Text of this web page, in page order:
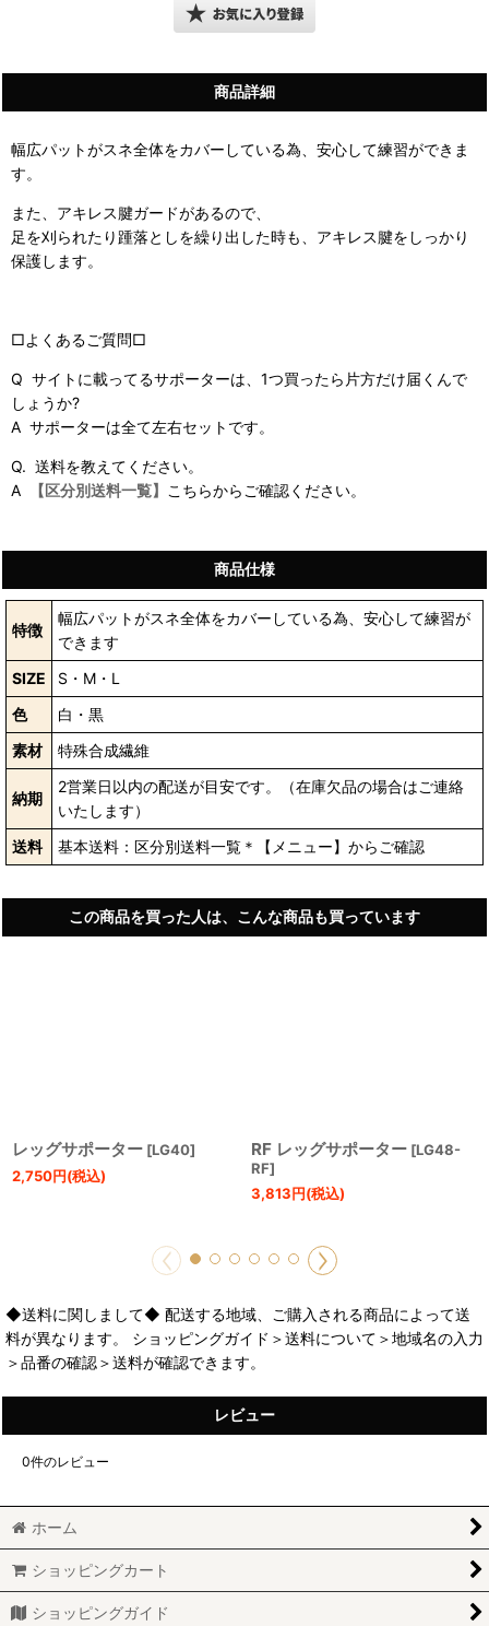
商品詳細
幅広パットがスネ全体をカバーしている為、安心して練習ができま
す。
また、アキレス腱ガードがあるので、
足を刈られたり踵落としを繰り出した時も、アキレス腱をしっかり
保護します。
□よくあるご質問□
Q サイトに載ってるサポーターは、1つ買ったら片方だけ届くんで
しょうか?
A サポーターは全て左右セットです。
Q. 送料を教えてください。
A
【区分別送料一覧】 こちらからご確認ください。
商品仕様
特徴
幅広パットがスネ全体をカバーしている為、安心して練習が
できます
SIZE
S・M・L
色
白・黒
素材
特殊合成繊維
納期
2営業日以内の配送が目安です。（在庫欠品の場合はご連絡
いたします）
送料
基本送料：区分別送料一覧＊【メニュー】からご確認
この商品を買った人は、こんな商品も買っています
レッグサポーター [LG40]
2,750円(税込)
RF レッグサポーター [LG48-
RF]
3,813円(税込)
◆送料に関しまして◆ 配送する地域、ご購入される商品によって送
料が異なります。 ショッピングガイド＞送料について＞地域名の入力
＞品番の確認＞送料が確認できます。
レビュー
0件のレビュー
ホーム
ショッピングカート
ショッピングガイド